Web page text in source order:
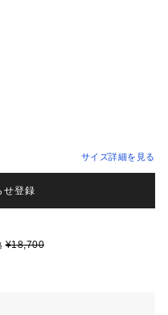
サイズ詳細を見る
せ登録
¥18,700